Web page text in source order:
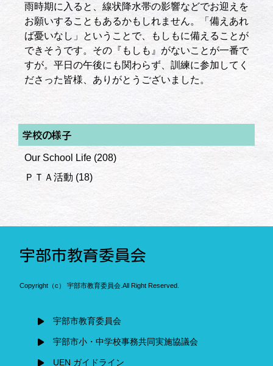
雨時期に入ると、線状降水帯の影響などでお迎えを
お願いすることもあるかもしれません。「備えあれ
ば憂いなし」ということで、もしもに備えることが
できそうです。その『もしも』がないことが一番で
すが。平日の午後にも関わらず、訓練に参加してく
ださった皆様、ありがとうございました。
学校の様子
Our School Life (208)
ＰＴＡ活動 (18)
宇部市教育委員会
Copyright（c） 宇部市教育委員会.All Right Reserved.
宇部市教育委員会
宇部市小・中学校事務共同実施協議会
UEN ガイドライン